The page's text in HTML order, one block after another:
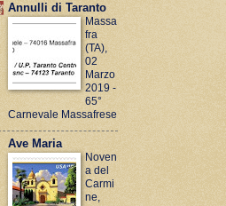
Annulli di Taranto
Massa
fra
(TA),
02
Marzo
2019 -
65°
Carnevale Massafrese
Ave Maria
Noven
a del
Carmi
ne,